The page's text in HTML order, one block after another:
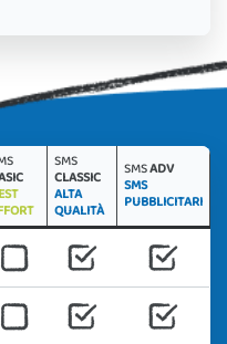
SMS
CLASSIC
ALTA
QUALITÀ
SMSADV
SMS
PUBBLICITARI